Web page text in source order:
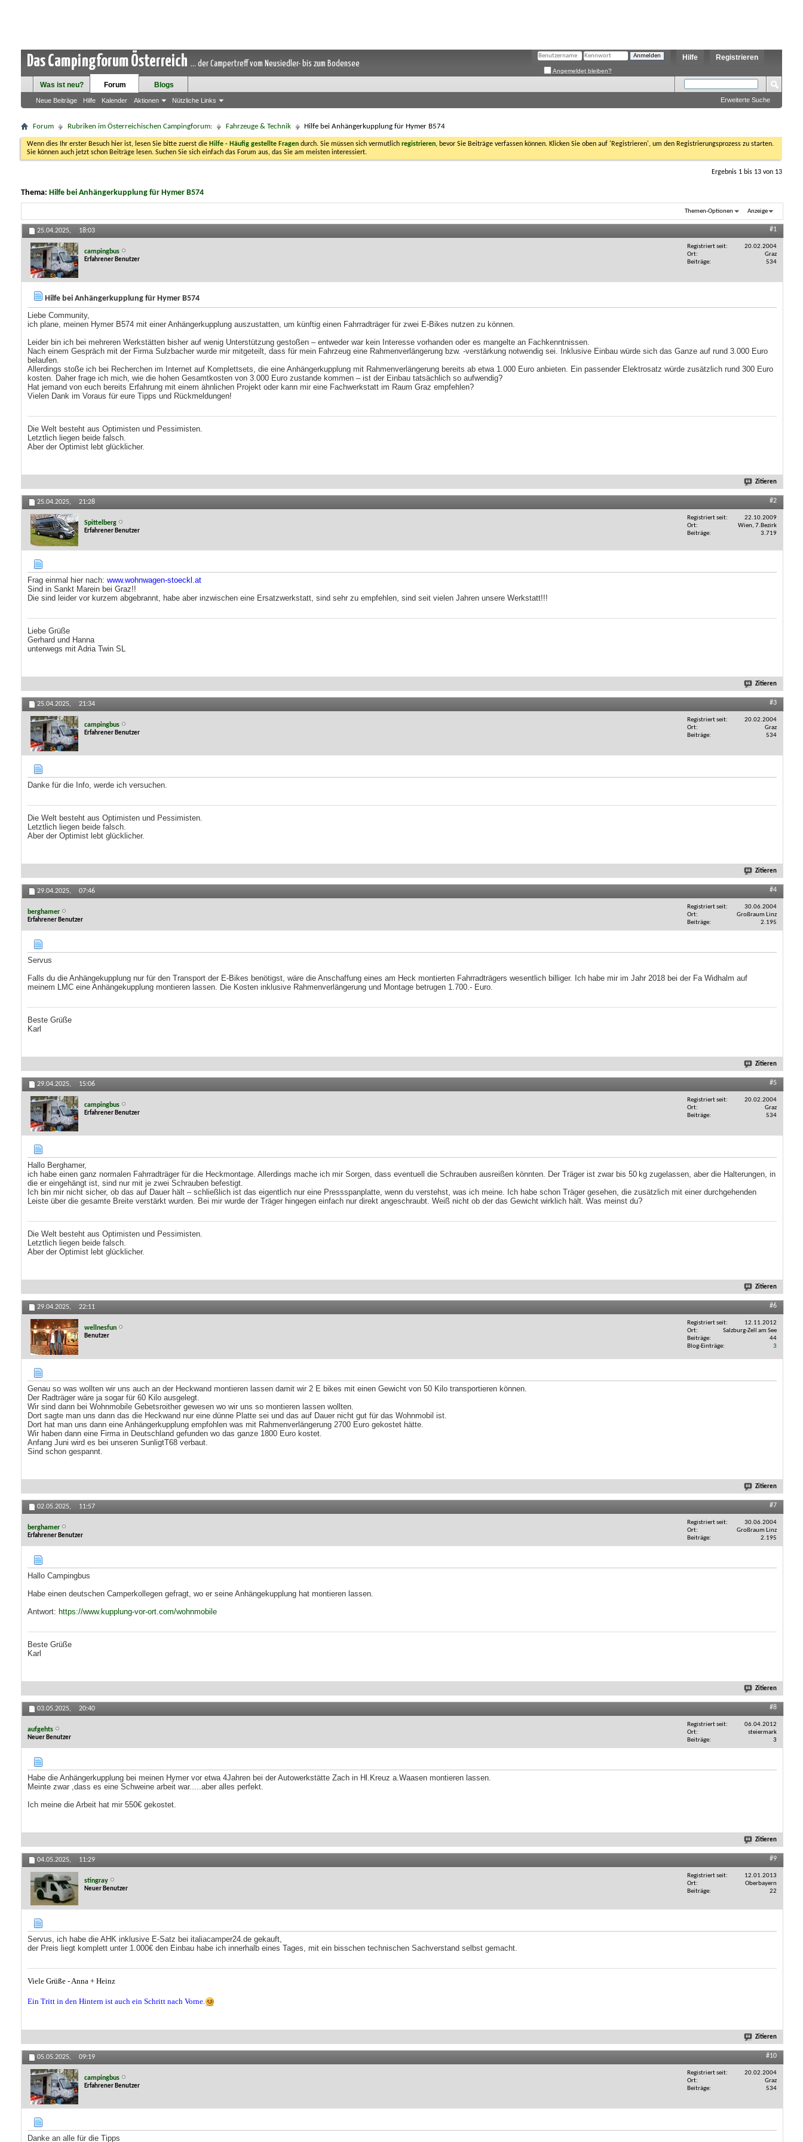
Das Campingforum Österreich ... der Campertreff vom Neusiedler- bis zum Bodensee
Registrieren
Hilfe
Angemeldet bleiben?
Was ist neu? Forum
Neue Beiträge Hilfe Kalender Aktionen Nützliche Links
Blogs
Erweiterte Suche
Forum Rubriken im Österreichischen Campingforum: Fahrzeuge & Technik Hilfe bei Anhängerkupplung für Hymer B574
Wenn dies Ihr erster Besuch hier ist, lesen Sie bitte zuerst die Hilfe - Häufig gestellte Fragen durch. Sie müssen sich vermutlich registrieren, bevor Sie Beiträge verfassen können. Klicken Sie oben auf 'Registrieren', um den Registrierungsprozess zu starten.
Sie können auch jetzt schon Beiträge lesen. Suchen Sie sich einfach das Forum aus, das Sie am meisten interessiert.
Ergebnis 1 bis 13 von 13
Thema: Hilfe bei Anhängerkupplung für Hymer B574
Themen-Optionen Anzeige
25.04.2025, 18:03 #1
campingbus
Erfahrener Benutzer
Registriert seit
20.02.2004
Ort
Graz
Beiträge
534
Hilfe bei Anhängerkupplung für Hymer B574
Liebe Community,
ich plane, meinen Hymer B574 mit einer Anhängerkupplung auszustatten, um künftig einen Fahrradträger für zwei E-Bikes nutzen zu können.
Leider bin ich bei mehreren Werkstätten bisher auf wenig Unterstützung gestoßen – entweder war kein Interesse vorhanden oder es mangelte an Fachkenntnissen.
Nach einem Gespräch mit der Firma Sulzbacher wurde mir mitgeteilt, dass für mein Fahrzeug eine Rahmenverlängerung bzw. -verstärkung notwendig sei. Inklusive Einbau würde sich das Ganze auf rund 3.000 Euro
belaufen.
Allerdings stoße ich bei Recherchen im Internet auf Komplettsets, die eine Anhängerkupplung mit Rahmenverlängerung bereits ab etwa 1.000 Euro anbieten. Ein passender Elektrosatz würde zusätzlich rund 300 Euro
kosten. Daher frage ich mich, wie die hohen Gesamtkosten von 3.000 Euro zustande kommen – ist der Einbau tatsächlich so aufwendig?
Hat jemand von euch bereits Erfahrung mit einem ähnlichen Projekt oder kann mir eine Fachwerkstatt im Raum Graz empfehlen?
Vielen Dank im Voraus für eure Tipps und Rückmeldungen!
Die Welt besteht aus Optimisten und Pessimisten.
Letztlich liegen beide falsch.
Aber der Optimist lebt glücklicher.
Zitieren
25.04.2025, 21:28 #2
Spittelberg
Erfahrener Benutzer
Registriert seit
22.10.2009
Ort
Wien, 7.Bezirk
Beiträge
3.719
Frag einmal hier nach: www.wohnwagen-stoeckl.at
Sind in Sankt Marein bei Graz!!
Die sind leider vor kurzem abgebrannt, habe aber inzwischen eine Ersatzwerkstatt, sind sehr zu empfehlen, sind seit vielen Jahren unsere Werkstatt!!!
Liebe Grüße
Gerhard und Hanna
unterwegs mit Adria Twin SL
Zitieren
25.04.2025, 21:34 #3
campingbus
Erfahrener Benutzer
Registriert seit
20.02.2004
Ort
Graz
Beiträge
534
Danke für die Info, werde ich versuchen.
Die Welt besteht aus Optimisten und Pessimisten.
Letztlich liegen beide falsch.
Aber der Optimist lebt glücklicher.
Zitieren
29.04.2025, 07:46 #4
berghamer
Erfahrener Benutzer
Registriert seit
30.06.2004
Ort
Großraum Linz
Beiträge
2.195
Servus
Falls du die Anhängekupplung nur für den Transport der E-Bikes benötigst, wäre die Anschaffung eines am Heck montierten Fahrradträgers wesentlich billiger. Ich habe mir im Jahr 2018 bei der Fa Widhalm auf
meinem LMC eine Anhängekupplung montieren lassen. Die Kosten inklusive Rahmenverlängerung und Montage betrugen 1.700.- Euro.
Beste Grüße
Karl
Zitieren
29.04.2025, 15:06 #5
campingbus
Erfahrener Benutzer
Registriert seit
20.02.2004
Ort
Graz
Beiträge
534
Hallo Berghamer,
ich habe einen ganz normalen Fahrradträger für die Heckmontage. Allerdings mache ich mir Sorgen, dass eventuell die Schrauben ausreißen könnten. Der Träger ist zwar bis 50 kg zugelassen, aber die Halterungen, in
die er eingehängt ist, sind nur mit je zwei Schrauben befestigt.
Ich bin mir nicht sicher, ob das auf Dauer hält – schließlich ist das eigentlich nur eine Pressspanplatte, wenn du verstehst, was ich meine. Ich habe schon Träger gesehen, die zusätzlich mit einer durchgehenden
Leiste über die gesamte Breite verstärkt wurden. Bei mir wurde der Träger hingegen einfach nur direkt angeschraubt. Weiß nicht ob der das Gewicht wirklich hält. Was meinst du?
Die Welt besteht aus Optimisten und Pessimisten.
Letztlich liegen beide falsch.
Aber der Optimist lebt glücklicher.
Zitieren
29.04.2025, 22:11 #6
wellnesfun
Benutzer
Registriert seit
12.11.2012
Ort
Salzburg-Zell am See
Beiträge
44
Blog-Einträge
3
Genau so was wollten wir uns auch an der Heckwand montieren lassen damit wir 2 E bikes mit einen Gewicht von 50 Kilo transportieren können.
Der Radträger wäre ja sogar für 60 Kilo ausgelegt.
Wir sind dann bei Wohnmobile Gebetsroither gewesen wo wir uns so montieren lassen wollten.
Dort sagte man uns dann das die Heckwand nur eine dünne Platte sei und das auf Dauer nicht gut für das Wohnmobil ist.
Dort hat man uns dann eine Anhängerkupplung empfohlen was mit Rahmenverlängerung 2700 Euro gekostet hätte.
Wir haben dann eine Firma in Deutschland gefunden wo das ganze 1800 Euro kostet.
Anfang Juni wird es bei unseren SunligtT68 verbaut.
Sind schon gespannt.
Zitieren
02.05.2025, 11:57 #7
berghamer
Erfahrener Benutzer
Registriert seit
30.06.2004
Ort
Großraum Linz
Beiträge
2.195
Hallo Campingbus
Habe einen deutschen Camperkollegen gefragt, wo er seine Anhängekupplung hat montieren lassen.
Antwort: https://www.kupplung-vor-ort.com/wohnmobile
Beste Grüße
Karl
Zitieren
03.05.2025, 20:40 #8
aufgehts
Neuer Benutzer
Registriert seit
06.04.2012
Ort
steiermark
Beiträge
3
Habe die Anhängerkupplung bei meinen Hymer vor etwa 4Jahren bei der Autowerkstätte Zach in Hl.Kreuz a.Waasen montieren lassen.
Meinte zwar ,dass es eine Schweine arbeit war.....aber alles perfekt.
Ich meine die Arbeit hat mir 550€ gekostet.
Zitieren
04.05.2025, 11:29 #9
stingray
Neuer Benutzer
Registriert seit
12.01.2013
Ort
Oberbayern
Beiträge
22
Servus, ich habe die AHK inklusive E-Satz bei italiacamper24.de gekauft,
der Preis liegt komplett unter 1.000€ den Einbau habe ich innerhalb eines Tages, mit ein bisschen technischen Sachverstand selbst gemacht.
Viele Grüße - Anna + Heinz
Ein Tritt in den Hintern ist auch ein Schritt nach Vorne.
Zitieren
05.05.2025, 09:19 #10
campingbus
Erfahrener Benutzer
Registriert seit
20.02.2004
Ort
Graz
Beiträge
534
Danke an alle für die Tipps